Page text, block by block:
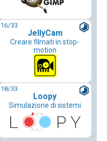
16/33
JellyCam
Creare filmati in stop-
motion
18/33
Loopy
Simulazione di sistemi